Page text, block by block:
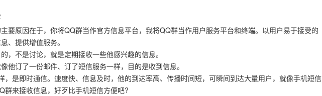
要原因在于，你将QQ群当作官方信息平台，我将QQ群当作用户服务平台和终端。以用户易于接受的
、提供增值服务。
，不是讨论，就是定期接收一些他感兴趣的信息。
他订了一份邮件、订了短信服务一样，目的是收到信息。
，是即时通信。速度快、信息及时，他的到达率高、传播时间短，可瞬间到达大量用户，就像手机短信
群来接收信息，好歹比手机短信方便吧?